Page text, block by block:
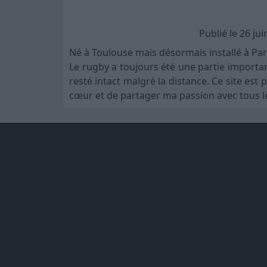
Publié le 26
Né à Toulouse mais désormais installé à
Le rugby a toujours été une partie
resté intact malgré la distance. Ce site
cœur et de partager ma passion avec tous